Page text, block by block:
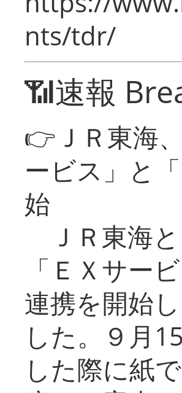
nts/tdr/
📶速報
👉ＪＲ東海
ービス」と
始
ＪＲ東海
「ＥＸサー
連携を開始
した。９月
した際に紙